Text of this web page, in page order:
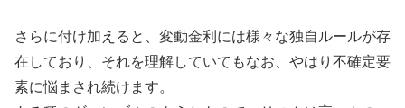
さらに付け加えると、変動金利には様々な独自ルールが存
在しており、それを理解していてもなお、やはり不確定要
素に悩まされ続けます。